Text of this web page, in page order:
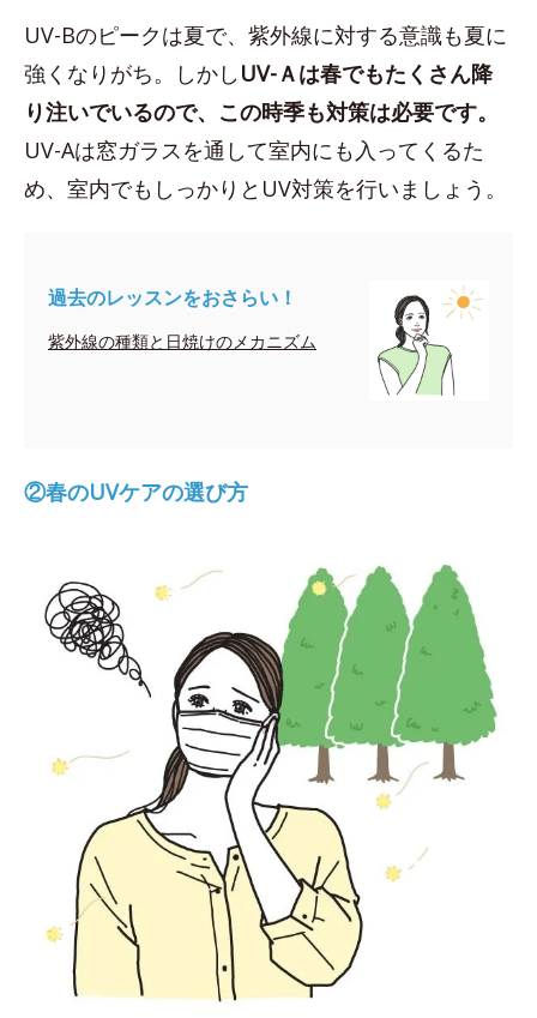
UV-Bのピークは夏で、紫外線に対する意識も夏に
強くなりがち。しかし UV-Ａは春でもたくさん降
り注いでいるので、この時季も対策は必要です。
UV-Aは窓ガラスを通して室内にも入ってくるた
め、室内でもしっかりとUV対策を行いましょう。
過去のレッスンをおさらい！
紫外線の種類と日焼けのメカニズム
②春のUVケアの選び方